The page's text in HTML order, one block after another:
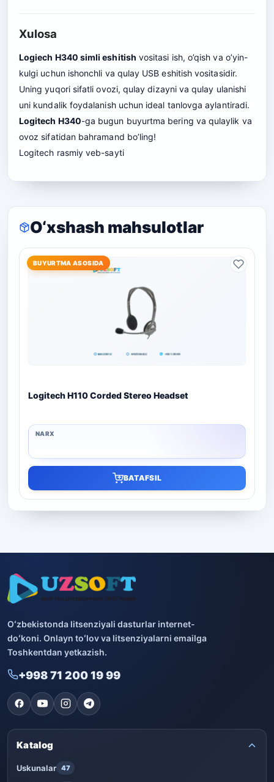
Xulosa
Logiech H340 simli eshitish vositasi ish, o’qish va o’yin-
kulgi uchun ishonchli va qulay USB eshitish vositasidir.
Uning yuqori sifatli ovozi, qulay dizayni va qulay ulanishi
uni kundalik foydalanish uchun ideal tanlovga aylantiradi.
Logitech H340-ga bugun buyurtma bering va qulaylik va
ovoz sifatidan bahramand bo’ling!
Logitech rasmiy veb-sayti
O‘xshash mahsulotlar
BUYURTMA ASOSIDA
Logitech H110 Corded Stereo Headset
BATAFSIL
Oʻzbekistonda litsenziyali dasturlar internet-
doʻkoni. Onlayn toʻlov va litsenziyalarni emailga
Toshkentdan yetkazish.
+998 71 200 19 99
Katalog
Uskunalar 47